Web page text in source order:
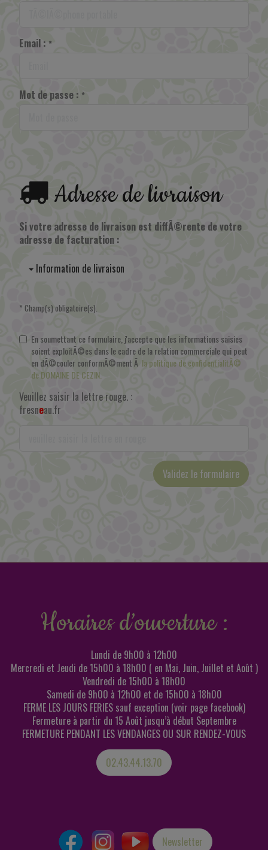
Email : *
Mot de passe : *
Adresse de livraison
Si votre adresse de livraison est diffÃ©rente de votre
adresse de facturation :
Information de livraison
* Champ(s) obligatoire(s).
En soumettant ce formulaire, j'accepte que les informations saisies
soient exploitÃ©es dans le cadre de la relation commerciale qui peut
en dÃ©couler conformÃ©ment Ã la politique de confidentialitÃ©
de DOMAINE DE CEZIN.
Veuillez saisir la lettre rouge. :
fresneau.fr
Validez le formulaire
Horaires d’ouverture :
Lundi de 9h00 à 12h00
Mercredi et Jeudi de 15h00 à 18h00 ( en Mai, Juin, Juillet et Août )
Vendredi de 15h00 à 18h00
Samedi de 9h00 à 12h00 et de 15h00 à 18h00
FERME LES JOURS FERIES sauf exception (voir page facebook)
Fermeture à partir du 15 Août jusqu’à début Septembre
FERMETURE PENDANT LES VENDANGES OU SUR RENDEZ-VOUS
02.43.44.13.70
Newsletter